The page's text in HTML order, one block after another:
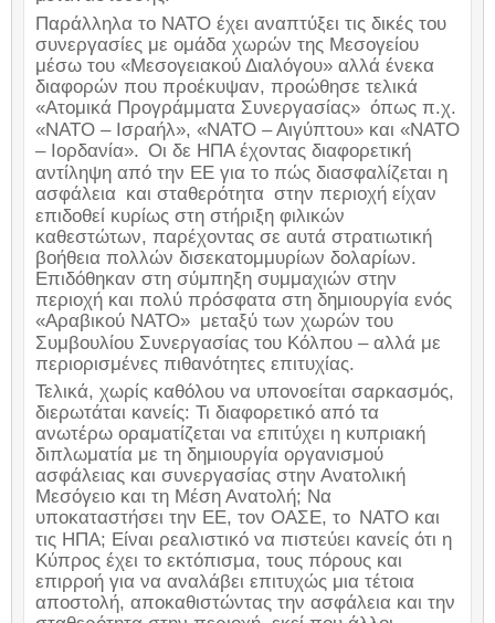
Παράλληλα το ΝΑΤΟ έχει αναπτύξει τις δικές του
συνεργασίες με ομάδα χωρών της Μεσογείου
μέσω του «Μεσογειακού Διαλόγου» αλλά ένεκα
διαφορών που προέκυψαν, προώθησε τελικά
«Ατομικά Προγράμματα Συνεργασίας» όπως π.χ.
«ΝΑΤΟ – Ισραήλ», «ΝΑΤΟ – Αιγύπτου» και «ΝΑΤΟ
– Ιορδανία». Οι δε ΗΠΑ έχοντας διαφορετική
αντίληψη από την ΕΕ για το πώς διασφαλίζεται η
ασφάλεια και σταθερότητα στην περιοχή είχαν
επιδοθεί κυρίως στη στήριξη φιλικών
καθεστώτων, παρέχοντας σε αυτά στρατιωτική
βοήθεια πολλών δισεκατομμυρίων δολαρίων.
Επιδόθηκαν στη σύμπηξη συμμαχιών στην
περιοχή και πολύ πρόσφατα στη δημιουργία ενός
«Αραβικού ΝΑΤΟ» μεταξύ των χωρών του
Συμβουλίου Συνεργασίας του Κόλπου – αλλά με
περιορισμένες πιθανότητες επιτυχίας.
Τελικά, χωρίς καθόλου να υπονοείται σαρκασμός,
διερωτάται κανείς: Τι διαφορετικό από τα
ανωτέρω οραματίζεται να επιτύχει η κυπριακή
διπλωματία με τη δημιουργία οργανισμού
ασφάλειας και συνεργασίας στην Ανατολική
Μεσόγειο και τη Μέση Ανατολή; Να
υποκαταστήσει την ΕΕ, τον ΟΑΣΕ, το ΝΑΤΟ και
τις ΗΠΑ; Είναι ρεαλιστικό να πιστεύει κανείς ότι η
Κύπρος έχει το εκτόπισμα, τους πόρους και
επιρροή για να αναλάβει επιτυχώς μια τέτοια
αποστολή, αποκαθιστώντας την ασφάλεια και την